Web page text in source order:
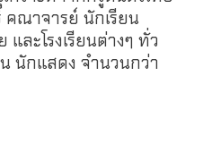
คณาจารย์ นักเรียน
ละโรงเรียนต่างๆ ทั่ว
นักแสดง จำนวนกว่า